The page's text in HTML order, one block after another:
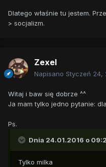
Dlatego właśnie tu jestem.
> socjalizm.
Zexel
Napisano Styczeń 24,
Witaj i baw się dobrze ^^
Ja mam tylko jedno pytanie:
Ps.
Dnia 24.01.2016 o
Tylko milka